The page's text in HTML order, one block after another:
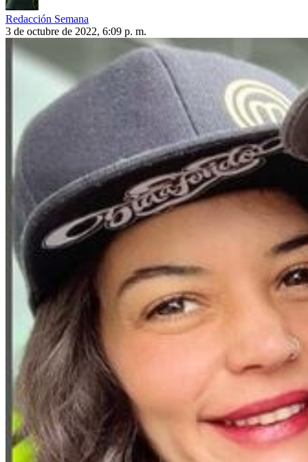
Redacción Semana
3 de octubre de 2022, 6:09 p. m.